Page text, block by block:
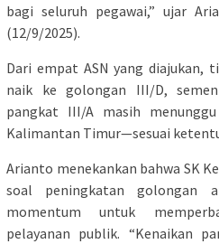
bagi seluruh pegawai,” ujar
(12/9/2025).
Dari empat ASN yang diajukan,
naik ke golongan III/D,
pangkat III/A masih
Kalimantan Timur—sesuai
Arianto menekankan bahwa SK
soal peningkatan golongan
momentum untuk
pelayanan publik. “Kenaikan